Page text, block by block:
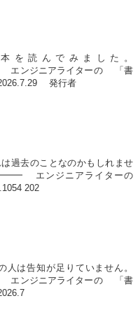
を読んでみました。
ニアライターの 「書
発行者
過去のことなのかもしれませ
ンジニアライターの
202
は告知が足りていません。
ニアライターの 「書